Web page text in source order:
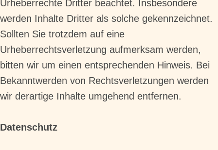
Urheberrechte Dritter beachtet. Insbesondere
werden Inhalte Dritter als solche gekennzeichnet.
Sollten Sie trotzdem auf eine
Urheberrechtsverletzung aufmerksam werden,
bitten wir um einen entsprechenden Hinweis. Bei
Bekanntwerden von Rechtsverletzungen werden
wir derartige Inhalte umgehend entfernen.
Datenschutz